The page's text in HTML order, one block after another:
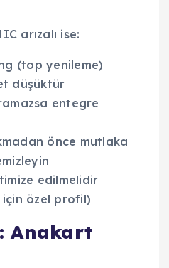
arızalı ise:
(top yenileme)
düşüktür
entegre
önce mutlaka
edilmelidir
için özel profil)
Anakart